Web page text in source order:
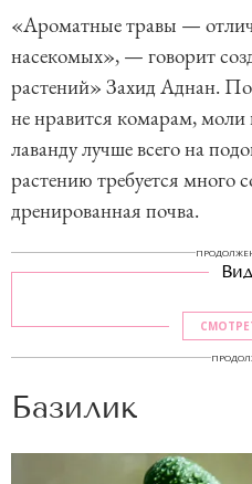
«Ароматные травы —
насекомых», — говорит
растений» Захид Аднан. По
не нравится комарам,
лаванду лучше всего на
растению требуется много
дренированная почва.
Базилик